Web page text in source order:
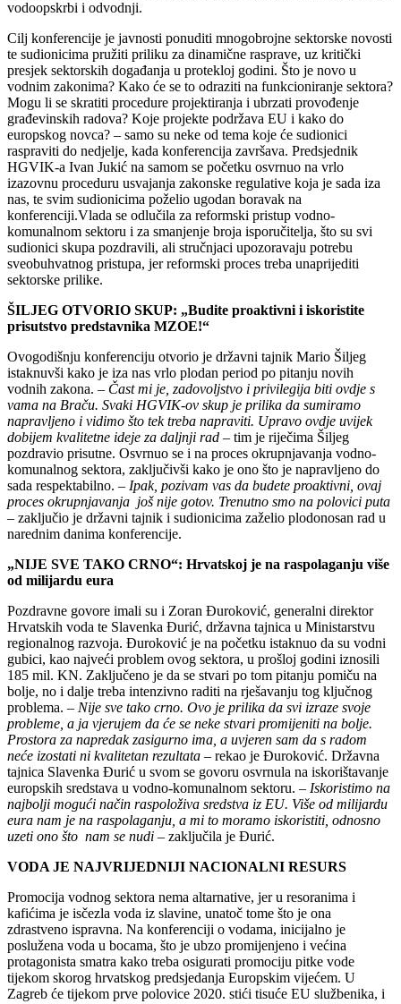
vodoopskrbi i odvodnji.
Cilj konferencije je javnosti ponuditi mnogobrojne sektorske novosti
te sudionicima pružiti priliku za dinamične rasprave, uz kritički
presjek sektorskih događanja u protekloj godini. Što je novo u
vodnim zakonima? Kako će se to odraziti na funkcioniranje sektora?
Mogu li se skratiti procedure projektiranja i ubrzati provođenje
građevinskih radova? Koje projekte podržava EU i kako do
europskog novca? – samo su neke od tema koje će sudionici
raspraviti do nedjelje, kada konferencija završava. Predsjednik
HGVIK-a Ivan Jukić na samom se početku osvrnuo na vrlo
izazovnu proceduru usvajanja zakonske regulative koja je sada iza
nas, te svim sudionicima poželio ugodan boravak na
konferenciji.Vlada se odlučila za reformski pristup vodno-
komunalnom sektoru i za smanjenje broja isporučitelja, što su svi
sudionici skupa pozdravili, ali stručnjaci upozoravaju potrebu
sveobuhvatnog pristupa, jer reformski proces treba unaprijediti
sektorske prilike.
ŠILJEG OTVORIO SKUP: „Budite proaktivni i iskoristite
prisutstvo predstavnika MZOE!“
Ovogodišnju konferenciju otvorio je državni tajnik Mario Šiljeg
istaknuvši kako je iza nas vrlo plodan period po pitanju novih
vodnih zakona. – Čast mi je, zadovoljstvo i privilegija biti ovdje s
vama na Braču. Svaki HGVIK-ov skup je prilika da sumiramo
napravljeno i vidimo što tek treba napraviti. Upravo ovdje uvijek
dobijem kvalitetne ideje za daljnji rad – tim je riječima Šiljeg
pozdravio prisutne. Osvrnuo se i na proces okrupnjavanja vodno-
komunalnog sektora, zaključivši kako je ono što je napravljeno do
sada respektabilno. – Ipak, pozivam vas da budete proaktivni, ovaj
proces okrupnjavanja još nije gotov. Trenutno smo na polovici puta
– zaključio je državni tajnik i sudionicima zaželio plodonosan rad u
narednim danima konferencije.
„NIJE SVE TAKO CRNO“: Hrvatskoj je na raspolaganju više
od milijardu eura
Pozdravne govore imali su i Zoran Đuroković, generalni direktor
Hrvatskih voda te Slavenka Đurić, državna tajnica u Ministarstvu
regionalnog razvoja. Đuroković je na početku istaknuo da su vodni
gubici, kao najveći problem ovog sektora, u prošloj godini iznosili
185 mil. KN. Zaključeno je da se stvari po tom pitanju pomiču na
bolje, no i dalje treba intenzivno raditi na rješavanju tog ključnog
problema. – Nije sve tako crno. Ovo je prilika da svi izraze svoje
probleme, a ja vjerujem da će se neke stvari promijeniti na bolje.
Prostora za napredak zasigurno ima, a uvjeren sam da s radom
neće izostati ni kvalitetan rezultata – rekao je Đuroković. Državna
tajnica Slavenka Đurić u svom se govoru osvrnula na iskorištavanje
europskih sredstava u vodno-komunalnom sektoru. – Iskoristimo na
najbolji mogući način raspoloživa sredstva iz EU. Više od milijardu
eura nam je na raspolaganju, a mi to moramo iskoristiti, odnosno
uzeti ono što nam se nudi – zaključila je Đurić.
VODA JE NAJVRIJEDNIJI NACIONALNI RESURS
Promocija vodnog sektora nema altarnative, jer u resoranima i
kafićima je isčezla voda iz slavine, unatoč tome što je ona
zdrastveno ispravna. Na konferenciji o vodama, inicijalno je
poslužena voda u bocama, što je ubzo promijenjeno i većina
protagonista smatra kako treba osigurati promociju pitke vode
tijekom skorog hrvatskog predsjedanja Europskim vijećem. U
Zagreb će tijekom prve polovice 2020. stići tisuće EU službenika, i